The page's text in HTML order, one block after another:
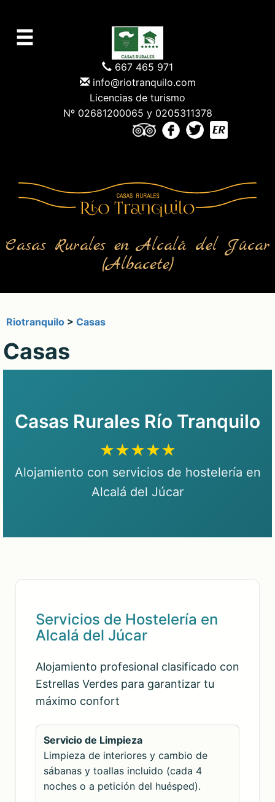
667 465 971
info@riotranquilo.com
Licencias de turismo
Nº 02681200065 y 0205311378
Casas Rurales en Alcalá del Júcar
(Albacete)
Riotranquilo > Casas
Casas
Casas Rurales Río Tranquilo
★★★★★
Alojamiento con servicios de hostelería en
Alcalá del Júcar
Servicios de Hostelería en
Alcalá del Júcar
Alojamiento profesional clasificado con
Estrellas Verdes para garantizar tu
máximo confort
Servicio de Limpieza
Limpieza de interiores y cambio de
sábanas y toallas incluido (cada 4
noches o a petición del huésped).